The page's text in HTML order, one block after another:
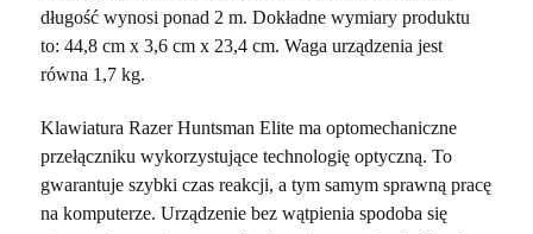
długość wynosi ponad 2 m. Dokładne wymiary produktu
to: 44,8 cm x 3,6 cm x 23,4 cm. Waga urządzenia jest
równa 1,7 kg.
Klawiatura Razer Huntsman Elite ma optomechaniczne
przełączniku wykorzystujące technologię optyczną. To
gwarantuje szybki czas reakcji, a tym samym sprawną pracę
na komputerze. Urządzenie bez wątpienia spodoba się